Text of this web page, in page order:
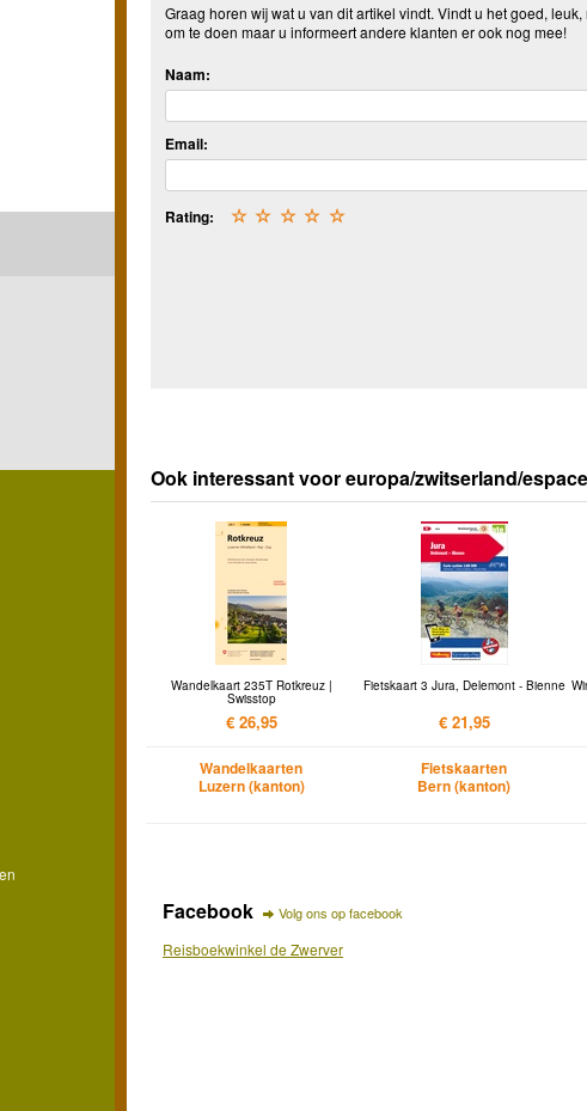
Graag horen wij wat u van dit artikel vindt. Vindt u het goed,
om te doen maar u informeert andere klanten er ook nog mee!
Naam:
Email:
Rating: ☆
☆
☆
☆
☆
Ook interessant voor europa/zwitserland/
Wandelkaart 235T Rotkreuz |
Swisstop
€ 26,95
Wandelkaarten
Luzern (kanton)
Fietskaart 3 Jura, Delemont - Bienne
€ 21,95
Fietskaarten
Bern (kanton)
Facebook Volg ons op facebook
Reisboekwinkel de Zwerver